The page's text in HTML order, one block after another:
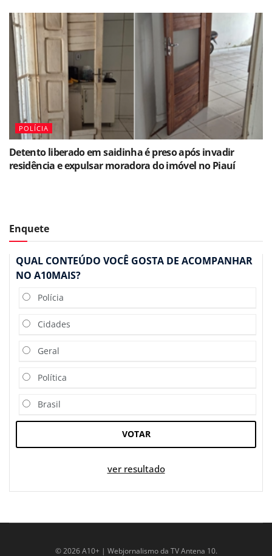
POLÍCIA
Detento liberado em saidinha é preso após invadir
residência e expulsar moradora do imóvel no Piauí
Enquete
QUAL CONTEÚDO VOCÊ GOSTA DE ACOMPANHAR
NO A10MAIS?
Polícia
Cidades
Geral
Política
Brasil
VOTAR
ver resultado
© 2026 A10+ | Webjornalismo da TV Antena 10.